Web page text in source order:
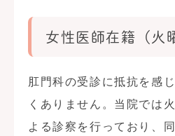
女性医師在籍（火
肛門科の受診に抵抗を感
くありません。当院では
よる診察を行っており、